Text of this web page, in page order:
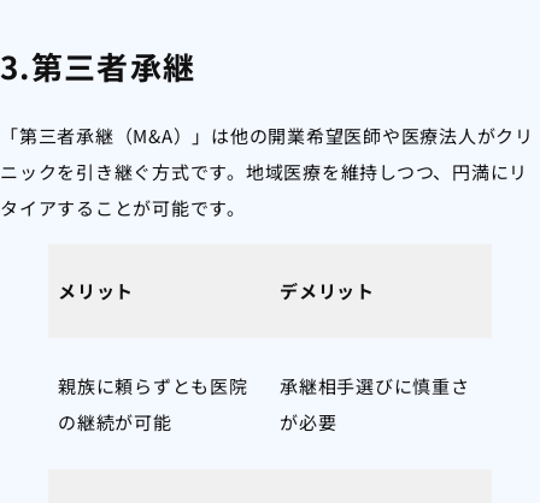
3.第三者承継
「第三者承継（M&A）」は他の開業希望医師や医療法人がクリ
ニックを引き継ぐ方式です。地域医療を維持しつつ、円満にリ
タイアすることが可能です。
メリット デメリット
親族に頼らずとも医院
の継続が可能
承継相手選びに慎重さ
が必要